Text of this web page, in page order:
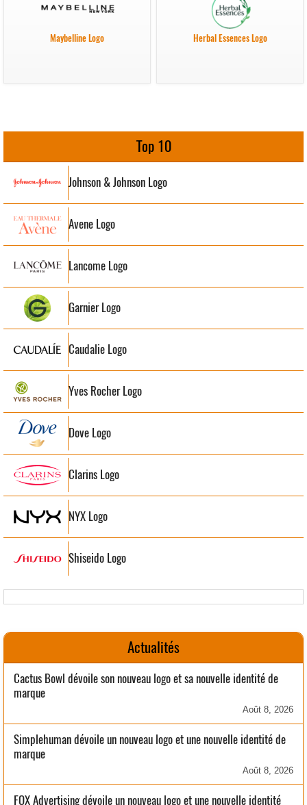
Maybelline Logo Herbal Essences Logo
Top 10
Johnson & Johnson Logo
Avene Logo
Lancome Logo
Garnier Logo
Caudalie Logo
Yves Rocher Logo
Dove Logo
Clarins Logo
NYX Logo
Shiseido Logo
Actualités
Cactus Bowl dévoile son nouveau logo et sa nouvelle identité de
marque
Août 8, 2026
Simplehuman dévoile un nouveau logo et une nouvelle identité de
marque
Août 8, 2026
FOX Advertising dévoile un nouveau logo et une nouvelle identité